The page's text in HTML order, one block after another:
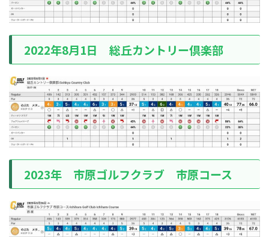
2022年8月1日 総丘カントリー倶楽部
2023年 市原ゴルフクラブ 市原コース